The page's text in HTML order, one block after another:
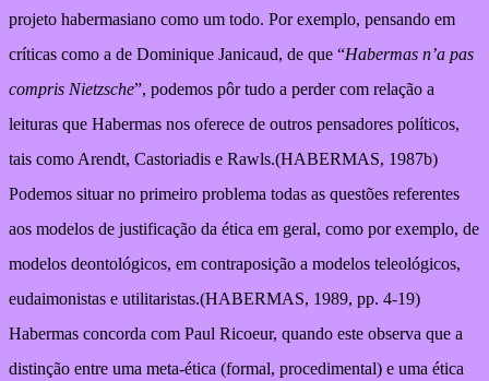
projeto habermasiano como um todo. Por exemplo, pensando em
críticas como a de Dominique Janicaud, de que “Habermas n’a pas
compris Nietzsche”, podemos pôr tudo a perder com relação a
leituras que Habermas nos oferece de outros pensadores políticos,
tais como Arendt, Castoriadis e Rawls.(HABERMAS, 1987b)
Podemos situar no primeiro problema todas as questões referentes
aos modelos de justificação da ética em geral, como por exemplo, de
modelos deontológicos, em contraposição a modelos teleológicos,
eudaimonistas e utilitaristas.(HABERMAS, 1989, pp. 4-19)
Habermas concorda com Paul Ricoeur, quando este observa que a
distinção entre uma meta-ética (formal, procedimental) e uma ética